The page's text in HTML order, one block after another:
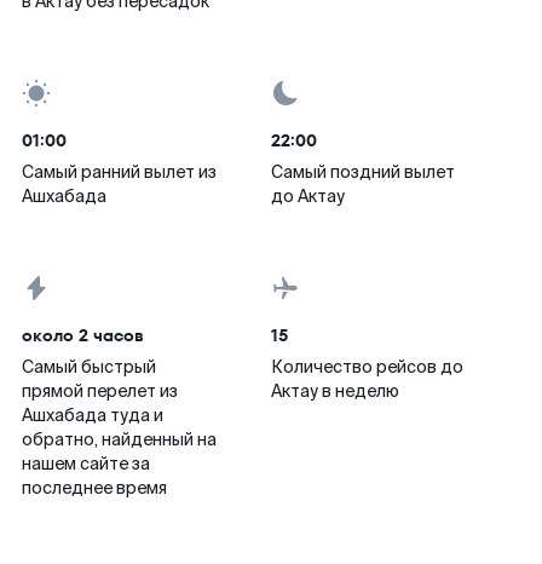
01:00
Самый ранний вылет из
Ашхабада
22:00
Самый поздний вылет
до Актау
около 2 часов
Самый быстрый
прямой перелет из
Ашхабада туда и
обратно, найденный на
нашем сайте за
последнее время
15
Количество рейсов до
Актау в неделю